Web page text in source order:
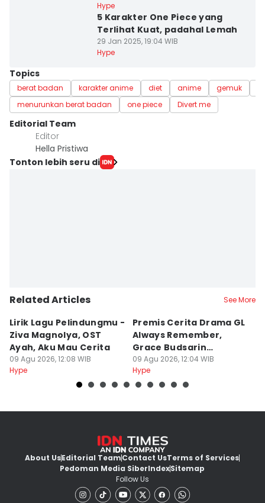
Hype
5 Karakter One Piece yang
Terlihat Kuat, padahal Lemah
29 Jan 2025, 19:04 WIB
Hype
Topics
berat badan karakter anime diet anime gemuk
menurunkan berat badan
one piece Divert me
Editorial Team
Editor
Hella Pristiwa
Tonton lebih seru di
Related Articles See More
Lirik Lagu Pelindungmu -
Ziva Magnolya, OST
Ayah, Aku Mau Cerita
09 Agu 2026, 12:08 WIB
Hype
Premis Cerita Drama GL
Always Remember,
Grace Budsarin
Comeback
09 Agu 2026, 12:04 WIB
Hype
About UsEditorial TeamContact UsTerms of Services
Pedoman Media SiberIndexSitemap
Follow Us